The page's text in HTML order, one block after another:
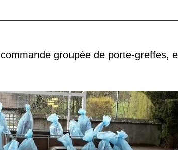
commande groupée de porte-greffes,